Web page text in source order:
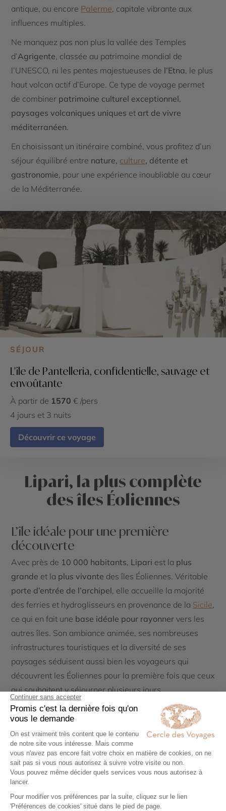
antique, ou encore Palerme, capitale vibrante aux
influences multiples.
Ne manquez pas non plus la vallée des Temples
d’Agrigente, classée au patrimoine mondial de
l’UNESCO, ni les pentes majestueuses de l’Etna, le plus
haut volcan actif d’Europe. Ce type de voyage permet
de combiner patrimoine culturel exceptionnel,
paysages volcaniques uniques et art de vivre
méditerranéen.
En choisissant un itinéraire combiné, vous profitez d’un
séjour équilibré entre nature, culture, détente et
gastronomie, pour une expérience inoubliable au cœur
de la Méditerranée.
SÉJOUR
L'île de Pantelleria, confidentielle, sauvage et
envoûtante
À partir de 1570 € /pers
4 jours et 3 nuits
Découvrir ce voyage
Lipari, la plus complète
des îles Éoliennes
L’île idéale pour une première
découverte
Avec près de 10 000 habitants, Lipari est la plus
grande et la plus vivante des îles Éoliennes. Véritable
porte d’entrée de l’archipel, elle accueille la majorité
des ferries et hydroglisseurs en provenance de la Sicile,
ce qui en fait une base idéale pour rayonner vers les
autres îles. Son ambiance animée, ses nombreuses
infrastructures touristiques et la diversité de ses
paysages séduisent aussi bien les voyageurs qui
découvrent les Éoliennes pour la première fois que ceux
qui souhaitent y séjourner plusieurs jours.
Le cœur historique de Lipari est un véritable concentré
decharme méditerranéen
. Derrière les façades
colorées, les ruelles pavées invitent à la flânerie entre
boutiques artisanales, glaciers, cafés et restaurants où
déguster les spécialités siciliennes. Dominant la ville,
l’imposante
témoigne du riche passé de l’île.
Érigée sur un promontoire rocheux, elle abrite
aujourd’hui l’un desplus beaux musées